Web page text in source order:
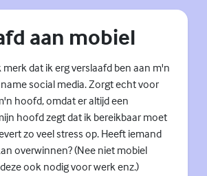
aan mobiel
merk dat ik erg verslaafd ben aan m'n
social media. Zorgt echt voor
hoofd, omdat er altijd een
hoofd zegt dat ik bereikbaar moet
zo veel stress op. Heeft iemand
overwinnen? (Nee niet mobiel
ook nodig voor werk enz.)